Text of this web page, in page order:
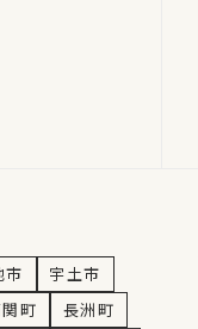
市
宇土市
町
長洲町